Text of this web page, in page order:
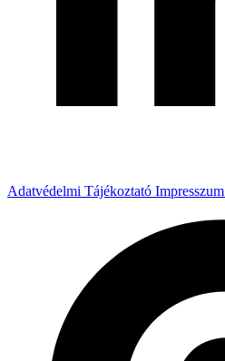
Adatvédelmi Tájékoztató Impresszum